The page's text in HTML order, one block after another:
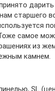
дарить
старшего
самое
из
камнем.
SL